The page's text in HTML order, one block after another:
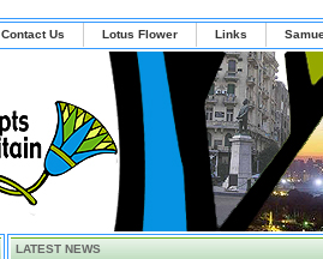
Contact Us Lotus Flower Links
LATEST NEWS